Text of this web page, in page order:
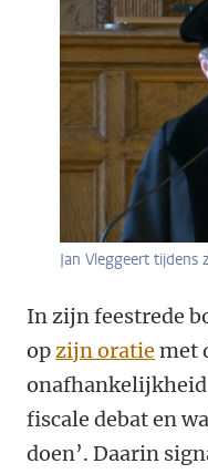
Jan Vleggeert tijdens
In zijn feestrede
opzijn oratie met
fiscale debat en
doen’. Daarin